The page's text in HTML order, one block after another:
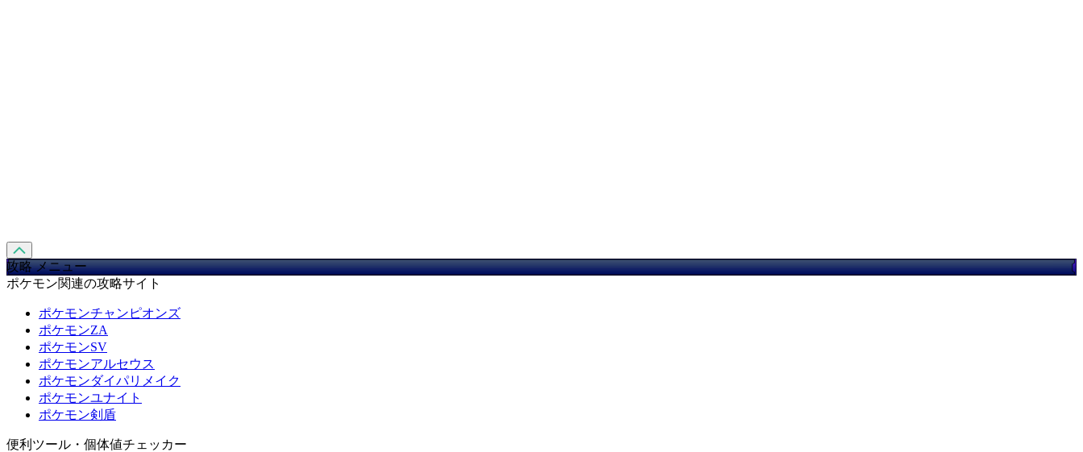
攻略 メニュー
ポケモン関連の攻略サイト
ポケモンチャンピオンズ
ポケモンZA
ポケモンSV
ポケモンアルセウス
ポケモンダイパリメイク
ポケモンユナイト
ポケモン剣盾
便利ツール・個体値チェッカー